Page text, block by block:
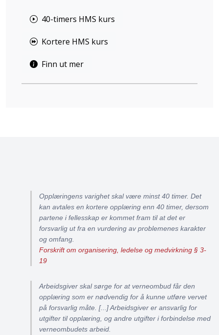
40-timers HMS kurs
Kortere HMS kurs
Finn ut mer
Opplæringens varighet skal være minst 40 timer. Det
kan avtales en kortere opplæring enn 40 timer, dersom
partene i fellesskap er kommet fram til at det er
forsvarlig ut fra en vurdering av problemenes karakter
og omfang.
Forskrift om organisering, ledelse og medvirkning § 3-
19
Arbeidsgiver skal sørge for at verneombud får den
opplæring som er nødvendig for å kunne utføre vervet
på forsvarlig måte. [...] Arbeidsgiver er ansvarlig for
utgifter til opplæring, og andre utgifter i forbindelse med
verneombudets arbeid.